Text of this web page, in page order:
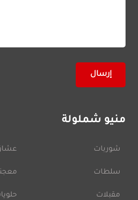
منيو شملولة
شوربات
سلطات
مقبلات